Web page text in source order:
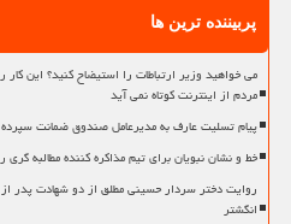
پربیننده ترین ها
می خواهید وزیر ارتباطات را استیضاح کنید؟ این کار
مردم از اینترنت کوتاه نمی آید
پیام تسلیت عارف به مدیرعامل صندوق ضمانت
خط و نشان نبویان برای تیم مذاکره کننده مطالبه گری
روایت دختر سردار حسینی مطلق از دو شهادت پدر
انگشتر